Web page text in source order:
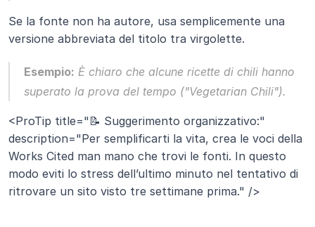
Se la fonte non ha autore, usa semplicemente una
versione abbreviata del titolo tra virgolette.
Esempio: È chiaro che alcune ricette di chili hanno
superato la prova del tempo ("Vegetarian Chili").
<ProTip title="📝 Suggerimento organizzativo:"
description="Per semplificarti la vita, crea le voci della
Works Cited man mano che trovi le fonti. In questo
modo eviti lo stress dell’ultimo minuto nel tentativo di
ritrovare un sito visto tre settimane prima." />